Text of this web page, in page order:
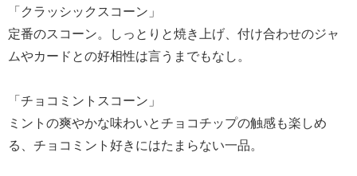
「クラッシックスコーン」
定番のスコーン。しっとりと焼き上げ、付け合わせのジャ
ムやカードとの好相性は言うまでもなし。
「チョコミントスコーン」
ミントの爽やかな味わいとチョコチップの触感も楽しめ
る、チョコミント好きにはたまらない一品。